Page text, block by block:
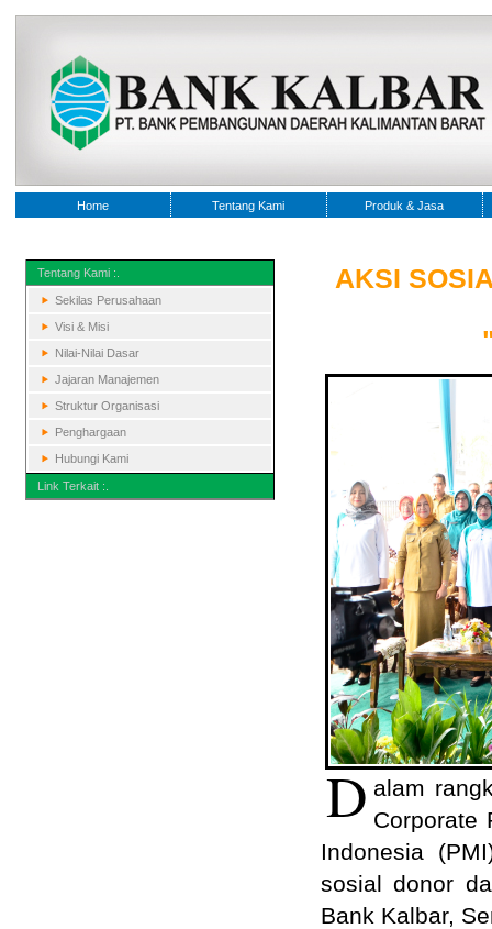
Home Tentang Kami Produk & Jasa
Tentang Kami :.
Sekilas Perusahaan
Visi & Misi
Nilai-Nilai Dasar
Jajaran Manajemen
Struktur Organisasi
Penghargaan
Hubungi Kami
Link Terkait :.
AKSI
D alam
Corporate
Indonesia
sosial donor
Bank Kalbar,